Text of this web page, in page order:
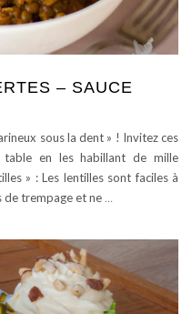
– SAUCE
sous la dent » ! Invitez ces
table en les habillant de mille
» : Les lentilles sont faciles à
de trempage et ne …